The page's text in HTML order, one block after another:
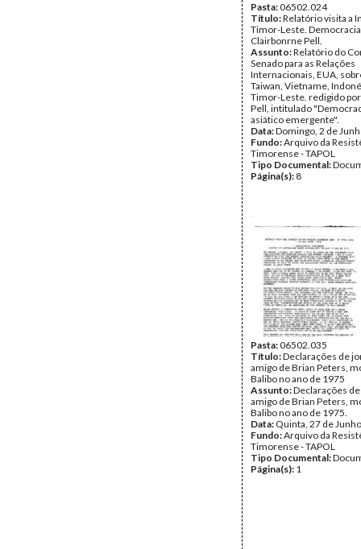
Pasta:06502.024
Título:Relatório visita a
Timor-Leste. Democracia
Clairbonrne Pell.
Assunto:Relatório do
Senado para as Relações
Internacionais, EUA,
Taiwan, Vietname,
Timor-Leste. redigido
Pell, intitulado
asiático emergente".
Data:Domingo, 2 de
Fundo:Arquivo da
Timorense - TAPOL
Tipo Documental:
Página(s): 8
Pasta:06502.035
Título:Declarações de
amigo de Brian Peters,
Balibo no ano de 1975
Assunto:Declarações
amigo de Brian Peters,
Balibo no ano de 1975.
Data: Quinta, 27 de
Fundo:Arquivo da
Timorense - TAPOL
Tipo Documental:
Página(s): 1